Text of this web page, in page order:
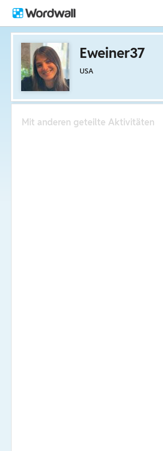
Eweiner37
USA
Mit anderen geteilte Aktivitäten